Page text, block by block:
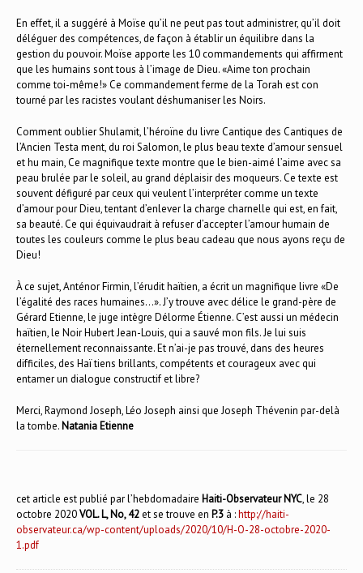
En effet, il a suggéré à Moïse qu’il ne peut pas tout administrer, qu’il doit
déléguer des compétences, de façon à établir un équilibre dans la
gestion du pouvoir. Moïse apporte les 10 commandements qui affirment
que les humains sont tous à l’image de Dieu. «Aime ton prochain
comme toi-même!» Ce commandement ferme de la Torah est con
tourné par les racistes voulant déshumaniser les Noirs.
Comment oublier Shulamit, l’héroïne du livre Cantique des Cantiques de
l’Ancien Testa ment, du roi Salomon, le plus beau texte d’amour sensuel
et hu main, Ce magnifique texte montre que le bien-aimé l’aime avec sa
peau brulée par le soleil, au grand déplaisir des moqueurs. Ce texte est
souvent défiguré par ceux qui veulent l’interpréter comme un texte
d’amour pour Dieu, tentant d’enlever la charge charnelle qui est, en fait,
sa beauté. Ce qui équivaudrait à refuser d’accepter l’amour humain de
toutes les couleurs comme le plus beau cadeau que nous ayons reçu de
Dieu!
À ce sujet, Anténor Firmin, l’érudit haïtien, a écrit un magnifique livre «De
l’égalité des races humaines…». J’y trouve avec délice le grand-père de
Gérard Etienne, le juge intègre Délorme Étienne. C’est aussi un médecin
haïtien, le Noir Hubert Jean-Louis, qui a sauvé mon fils. Je lui suis
éternellement reconnaissante. Et n’ai-je pas trouvé, dans des heures
difficiles, des Haï tiens brillants, compétents et courageux avec qui
entamer un dialogue constructif et libre?
Merci, Raymond Joseph, Léo Joseph ainsi que Joseph Thévenin par-delà
la tombe. Natania Etienne
cet article est publié par l’hebdomadaire Haiti-Observateur NYC, le 28
octobre 2020VOL. L, No, 42et se trouve en P.3 à :http://haiti-
observateur.ca/wp-content/uploads/2020/10/H-O-28-octobre-2020-
1.pdf